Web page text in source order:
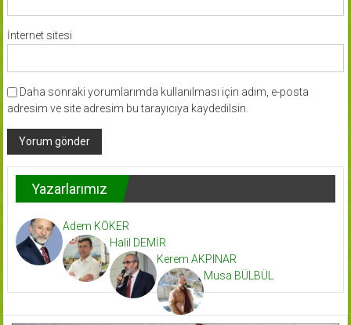
İnternet sitesi
Daha sonraki yorumlarımda kullanılması için adım, e-posta
adresim ve site adresim bu tarayıcıya kaydedilsin.
Yazarlarımız
Adem KÖKER
Halil DEMİR
Kerem AKPINAR
Musa BÜLBÜL